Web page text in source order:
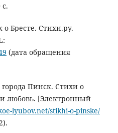
о Бресте. Стихи.ру.
(дата обращения
Пинск. Стихи о
любовь. [Электронный
lyubov.net/stikhi-o-pinske/